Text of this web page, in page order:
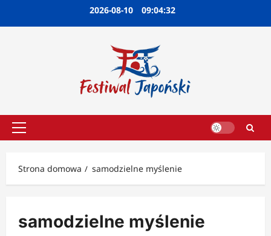
2026-08-10 09:04:32
Menu
Strona domowa
samodzielne myślenie
samodzielne myślenie